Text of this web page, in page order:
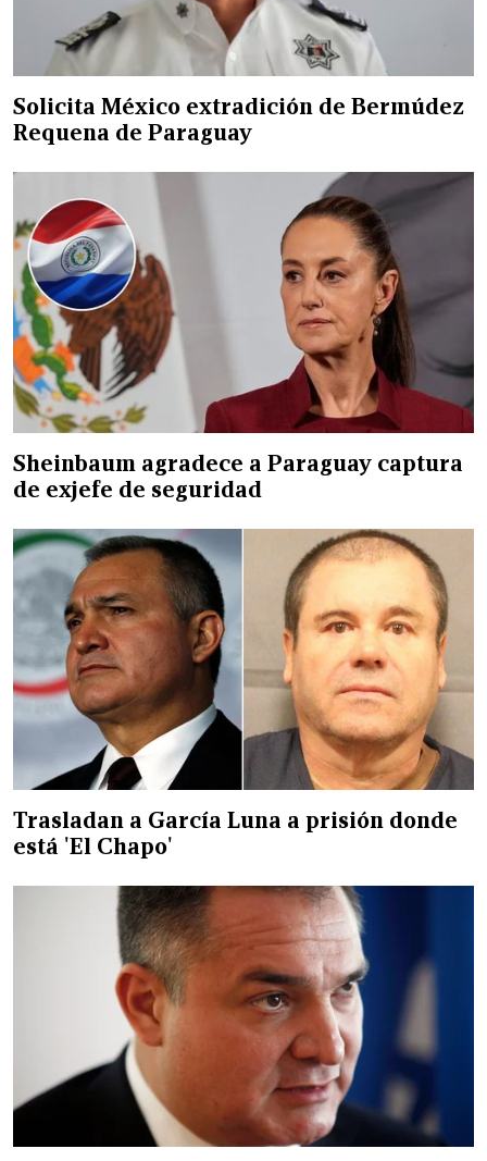
Solicita México extradición de Bermúdez
Requena de Paraguay
Sheinbaum agradece a Paraguay captura
de exjefe de seguridad
Trasladan a García Luna a prisión donde
está 'El Chapo'